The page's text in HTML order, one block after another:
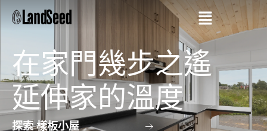
在家門幾步之遙
延伸家的溫度
探索 樣板小屋